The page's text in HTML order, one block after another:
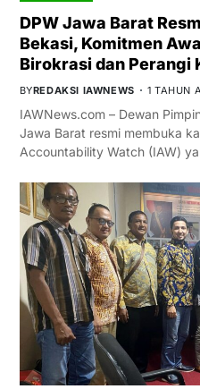
DPW Jawa Barat
Bekasi, Komitmen
Birokrasi dan Perangi
BYREDAKSI IAWNEWS 1 TAHUN
IAWNews.com – Dewan
Jawa Barat resmi membuka
Accountability Watch (IAW)